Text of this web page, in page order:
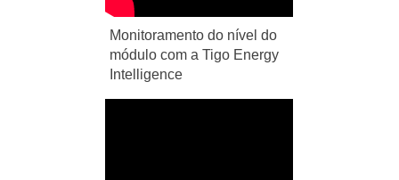
Monitoramento do nível do
módulo com a Tigo Energy
Intelligence